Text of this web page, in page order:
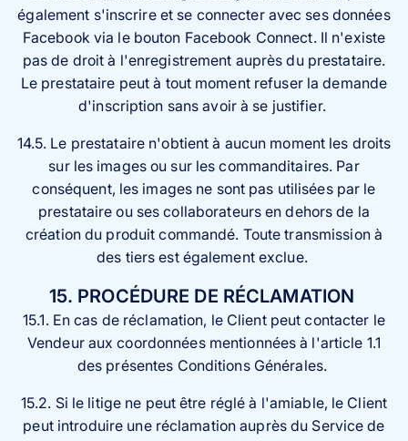
également s'inscrire et se connecter avec ses données
Facebook via le bouton Facebook Connect. Il n'existe
pas de droit à l'enregistrement auprès du prestataire.
Le prestataire peut à tout moment refuser la demande
d'inscription sans avoir à se justifier.
14.5. Le prestataire n'obtient à aucun moment les droits
sur les images ou sur les commanditaires. Par
conséquent, les images ne sont pas utilisées par le
prestataire ou ses collaborateurs en dehors de la
création du produit commandé. Toute transmission à
des tiers est également exclue.
15. PROCÉDURE DE RÉCLAMATION
15.1. En cas de réclamation, le Client peut contacter le
Vendeur aux coordonnées mentionnées à l'article 1.1
des présentes Conditions Générales.
15.2. Si le litige ne peut être réglé à l'amiable, le Client
peut introduire une réclamation auprès du Service de